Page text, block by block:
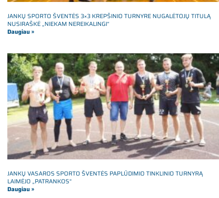
JANKŲ SPORTO ŠVENTĖS 3×3 KREPŠINIO TURNYRE NUGALĖTOJŲ TITULĄ
NUSIRAŠKĖ „NIEKAM NEREIKALINGI“
Daugiau »
JANKŲ VASAROS SPORTO ŠVENTĖS PAPLŪDIMIO TINKLINIO TURNYRĄ
LAIMĖJO „PATRANKOS“
Daugiau »